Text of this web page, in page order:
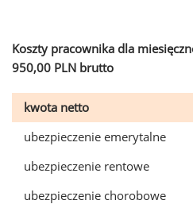
Koszty pracownika dla
950,00 PLN brutto
kwota netto
ubezpieczenie emerytalne
ubezpieczenie rentowe
ubezpieczenie chorobowe